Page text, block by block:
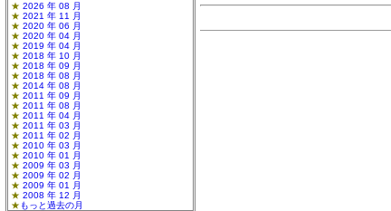
2026 年 08 月
2021 年 11 月
2020 年 06 月
2020 年 04 月
2019 年 04 月
2018 年 10 月
2018 年 09 月
2018 年 08 月
2014 年 08 月
2011 年 09 月
2011 年 08 月
2011 年 04 月
2011 年 03 月
2011 年 02 月
2010 年 03 月
2010 年 01 月
2009 年 03 月
2009 年 02 月
2009 年 01 月
2008 年 12 月
もっと過去の月